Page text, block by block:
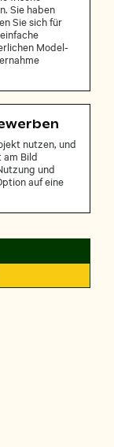
Sie haben
Sie sich für
Model-
nutzen, und
Bild
und
auf eine